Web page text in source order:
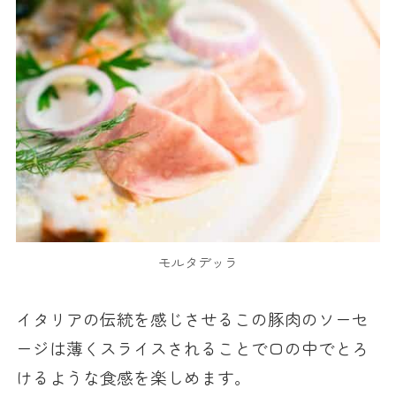
モルタデッラ
イタリアの伝統を感じさせるこの豚肉のソーセ
ージは薄くスライスされることで口の中でとろ
けるような食感を楽しめます。